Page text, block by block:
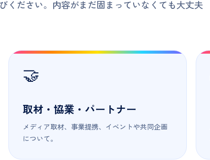
ください。内容がまだ固まっていなくても大丈夫
🤝
取材・協業・パートナー
メディア取材、事業提携、イベントや共同企画
について。